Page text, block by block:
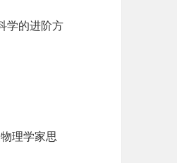
学的进阶方
理学家思